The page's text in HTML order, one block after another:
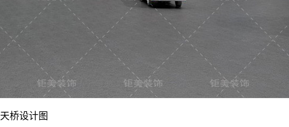
天桥设计图